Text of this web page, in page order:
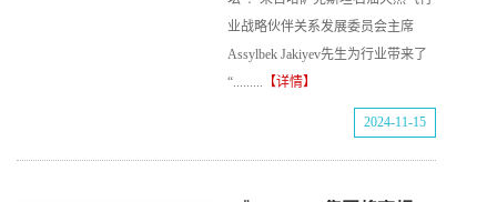
业战略伙伴关系发展委员会主席
Assylbek Jakiyev先生为行业带来了
“......... 【详情】
2024-11-15